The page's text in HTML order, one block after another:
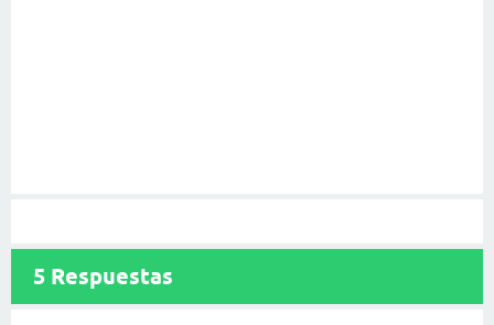
5 Respuestas